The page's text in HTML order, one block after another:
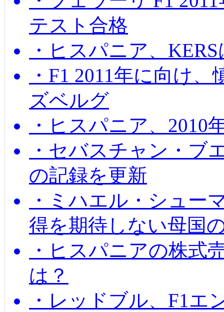
テスト合格
・ヒスパニア、
・F1 2011年に向け
ズベルグ
・ヒスパニア、2010
・セバスチャン・ブ
の記録を更新
・ミハエル・シュー
得を期待しない母国
・ヒスパニアの株式
は？
・レッドブル、F1エ